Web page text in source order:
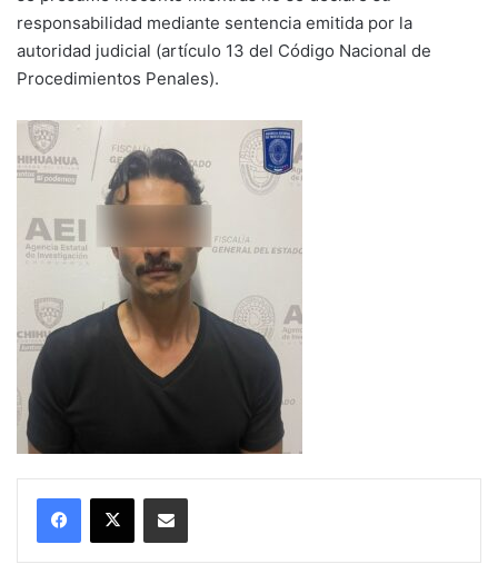
responsabilidad mediante sentencia emitida por la
autoridad judicial (artículo 13 del Código Nacional de
Procedimientos Penales).
Compartir por correo electrónico